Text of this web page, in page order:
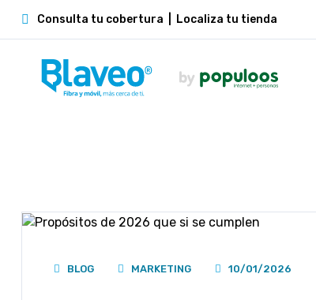
Consulta tu cobertura Localiza tu tienda
BLOG MARKETING 10/01/2026